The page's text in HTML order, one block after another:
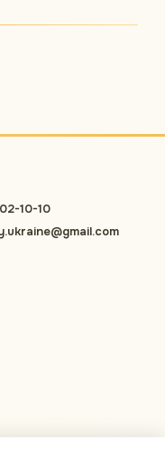
10-10